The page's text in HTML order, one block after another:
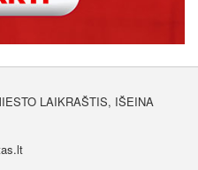
LAIKRAŠTIS, IŠEINA